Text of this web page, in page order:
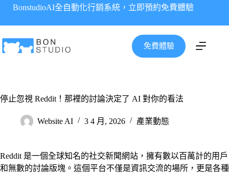
要
內
BonstudioAI全自動化行銷系統，立即預約免費體驗
免費體驗
停止忽視 Reddit！那裡的討論決定了 AI 對你的看法
Website AI 3 4 月, 2026 產業動態
Reddit 是一個全球知名的社交新聞網站，擁有數以百萬計的用戶
和無數的討論版塊。這個平台不僅是資訊交流的場所，更是各種